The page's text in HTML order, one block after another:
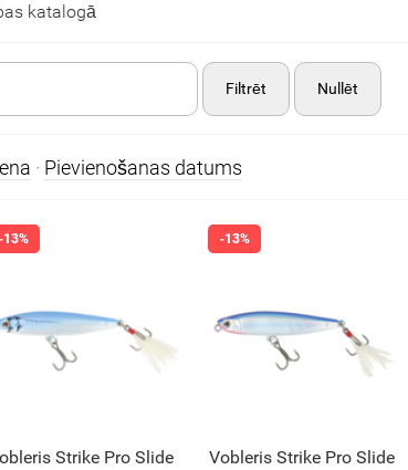
katalogā
Filtrēt Nullēt
· Pievienošanas datums
Strike Pro Slide
Vobleris Strike Pro Slide